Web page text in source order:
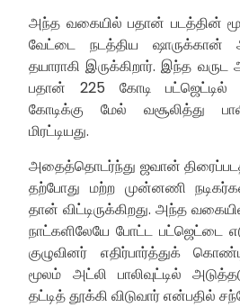
அந்த வகையில் பதான் படத்தின்
வேட்டை நடத்திய ஷாருக்கான்
தயாராகி இருக்கிறார். இந்த
பதான் 225 கோடி பட்ஜெட்டில்
கோடிக்கு மேல் வசூலித்து
மிரட்டியது.
அதைத்தொடர்ந்து ஜவான்
தற்போது மற்ற முன்னணி
தான் விட்டிருக்கிறது. அந்த
நாட்களிலேயே போட்ட பட்ஜெட்டை
குழுவினர் எதிர்பார்த்துக்
மூலம் அட்லி பாலிவுட்டில்
தட்டித் தூக்கி விடுவார் என்பதில்